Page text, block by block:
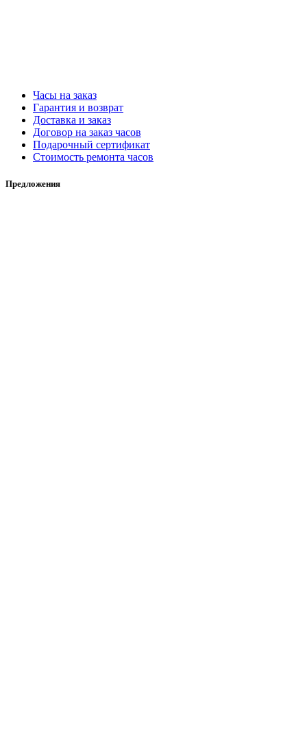
Часы на заказ
Гарантия и возврат
Доставка и заказ
Договор на заказ часов
Подарочный сертификат
Стоимость ремонта часов
Предложения